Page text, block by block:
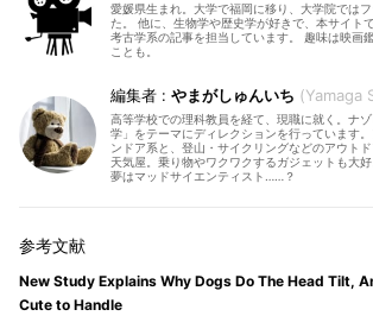
愛媛県生まれ。大学で福岡に移り、大学院ではフ
た。 他に、生物学や歴史学が好きで、本サイト
考古学系の記事を担当しています。 趣味は映画
ことも。
やまがしゅんいち Yamaga
高等学校での理科教員を経て、現職に就く。ナ
学」をテーマにディレクションを行っています
ンドア系と、登山・サイクリングなどのアウト
天気屋。乗り物やワクワクするガジェットも大
夢はマッドサイエンティスト……？
New Study Explains Why Dogs Do The Head Tilt,
Cute to Handle